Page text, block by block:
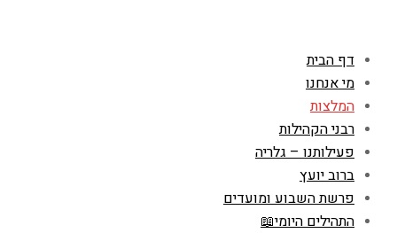
דף הבית
מי אנחנו
המלצות
רבני הקהילות
פעילותנו – גלריה
ברוב יועץ
פרשת השבוע ומועדים
התהילים היומי📖